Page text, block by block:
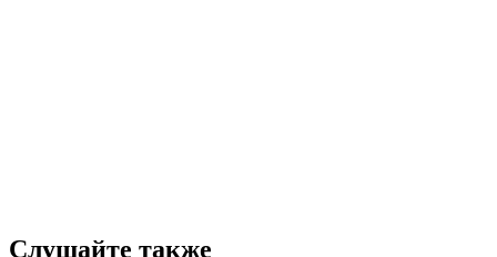
Слушайте также